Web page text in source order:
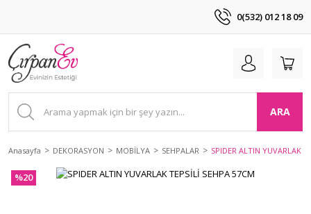
0(532) 012 18 09
ARA
Anasayfa DEKORASYON MOBİLYA SEHPALAR SPIDER ALTIN YUVARLAK
%20